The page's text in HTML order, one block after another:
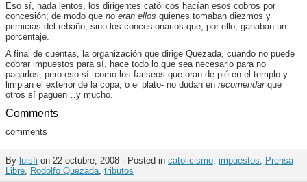
Eso sí, nada lentos, los dirigentes católicos hacían esos cobros por
concesión; de modo que no eran ellos quienes tomaban diezmos y
primicias del rebaño, sino los concesionarios que, por ello, ganaban un
porcentaje.
A final de cuentas, la organización que dirige Quezada, cuando no puede
cobrar impuestos para sí, hace todo lo que sea necesario para no
pagarlos; pero eso sí -como los fariseos que oran de pié en el templo y
limpian el exterior de la copa, o el plato- no dudan en recomendar que
otros sí paguen…y mucho.
Comments
comments
By luisfi on 22 octubre, 2008 · Posted in catolicismo, impuestos, Prensa
Libre, Rodolfo Quezada, tributos